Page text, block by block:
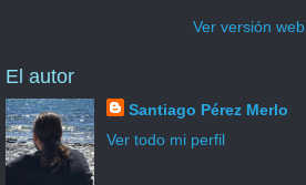
Ver versión web
El autor
Santiago Pérez Merlo
Ver todo mi perfil